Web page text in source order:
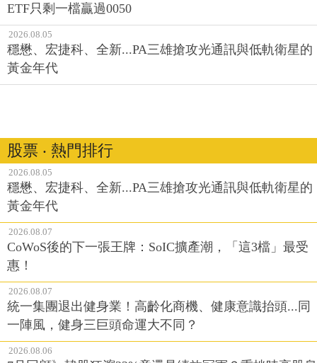
ETF只剩一檔贏過0050
2026.08.05
穩懋、宏捷科、全新...PA三雄搶攻光通訊與低軌衛星的
黃金年代
股票 ‧ 熱門排行
2026.08.05
穩懋、宏捷科、全新...PA三雄搶攻光通訊與低軌衛星的
黃金年代
2026.08.07
CoWoS後的下一張王牌：SoIC擴產潮，「這3檔」最受
惠！
2026.08.07
統一集團退出健身業！高齡化商機、健康意識抬頭...同
一陣風，健身三巨頭命運大不同？
2026.08.06